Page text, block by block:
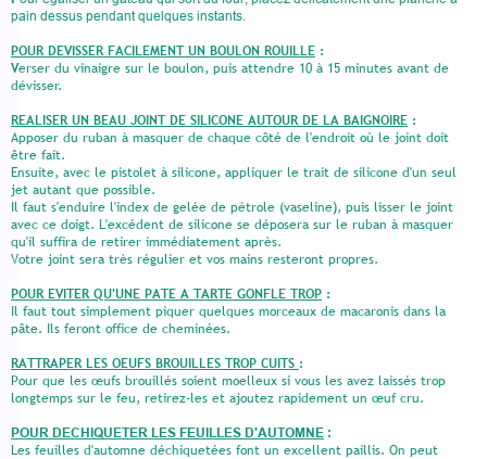
pain dessus pendant quelques instants.
POUR DEVISSER FACILEMENT UN BOULON ROUILLE :
Verser du vinaigre sur le boulon, puis attendre 10 à 15 minutes avant de
dévisser.
REALISER UN BEAU JOINT DE SILICONE AUTOUR DE LA BAIGNOIRE :
Apposer du ruban à masquer de chaque côté de l'endroit où le joint doit
être fait.
Ensuite, avec le pistolet à silicone, appliquer le trait de silicone d'un seul
jet autant que possible.
Il faut s'enduire l'index de gelée de pétrole (vaseline), puis lisser le joint
avec ce doigt. L'excédent de silicone se déposera sur le ruban à masquer
qu'il suffira de retirer immédiatement après.
Votre joint sera très régulier et vos mains resteront propres.
POUR EVITER QU'UNE PATE A TARTE GONFLE TROP :
Il faut tout simplement piquer quelques morceaux de macaronis dans la
pâte. Ils feront office de cheminées.
RATTRAPER LES OEUFS BROUILLES TROP CUITS :
Pour que les œufs brouillés soient moelleux si vous les avez laissés trop
longtemps sur le feu, retirez-les et ajoutez rapidement un œuf cru.
POUR DECHIQUETER LES FEUILLES D'AUTOMNE :
Les feuilles d'automne déchiquetées font un excellent paillis. On peut